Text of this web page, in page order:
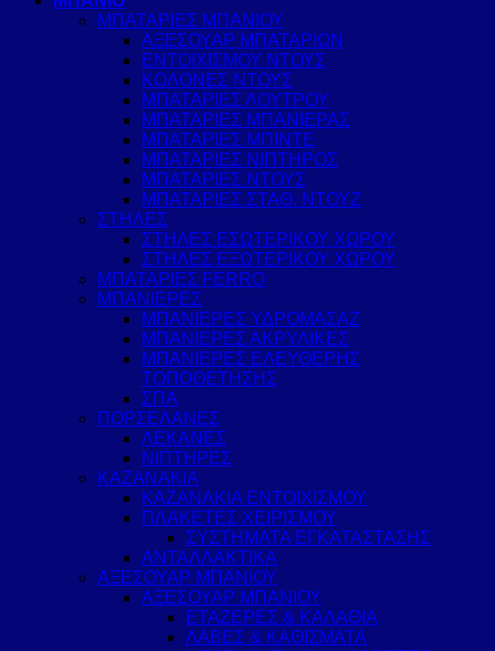
ΜΠΑΤΑΡΙΕΣ ΜΠΑΝΙΟΥ
ΑΞΕΣΟΥΑΡ ΜΠΑΤΑΡΙΩΝ
ΕΝΤΟΙΧΙΣΜΟΥ ΝΤΟΥΣ
ΚΟΛΟΝΕΣ ΝΤΟΥΣ
ΜΠΑΤΑΡΙΕΣ ΛΟΥΤΡΟΥ
ΜΠΑΤΑΡΙΕΣ ΜΠΑΝΙΕΡΑΣ
ΜΠΑΤΑΡΙΕΣ ΜΠΙΝΤΕ
ΜΠΑΤΑΡΙΕΣ ΝΙΠΤΗΡΟΣ
ΜΠΑΤΑΡΙΕΣ ΝΤΟΥΣ
ΜΠΑΤΑΡΙΕΣ ΣΤΑΘ. ΝΤΟΥΖ
ΣΤΗΛΕΣ
ΣΤΗΛΕΣ ΕΣΩΤΕΡΙΚΟΥ ΧΩΡΟΥ
ΣΤΗΛΕΣ ΕΞΩΤΕΡΙΚΟΥ ΧΩΡΟΥ
ΜΠΑΤΑΡΙΕΣ FERRO
ΜΠΑΝΙΕΡΕΣ
ΜΠΑΝΙΕΡΕΣ ΥΔΡΟΜΑΣΑΖ
ΜΠΑΝΙΕΡΕΣ ΑΚΡΥΛΙΚΕΣ
ΜΠΑΝΙΕΡΕΣ ΕΛΕΥΘΕΡΗΣ
ΤΟΠΟΘΕΤΗΣΗΣ
ΣΠΑ
ΠΟΡΣΕΛΑΝΕΣ
ΛΕΚΑΝΕΣ
ΝΙΠΤΗΡΕΣ
ΚΑΖΑΝΑΚΙΑ
ΚΑΖΑΝΑΚΙΑ ΕΝΤΟΙΧΙΣΜΟΥ
ΠΛΑΚΕΤΕΣ ΧΕΙΡΙΣΜΟΥ
ΣΥΣΤΗΜΑΤΑ ΕΓΚΑΤΑΣΤΑΣΗΣ
ΑΝΤΑΛΛΑΚΤΙΚΑ
ΑΞΕΣΟΥΑΡ ΜΠΑΝΙΟΥ
ΑΞΕΣΟΥΑΡ ΜΠΑΝΙΟΥ
ΕΤΑΖΕΡΕΣ & ΚΑΛΑΘΙΑ
ΛΑΒΕΣ & ΚΑΘΙΣΜΑΤΑ